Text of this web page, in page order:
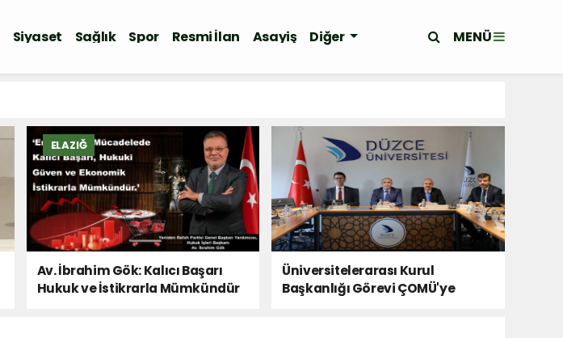
Siyaset Sağlık Spor Resmi İlan Asayiş Diğer MENÜ
ELAZIĞ
Av. İbrahim Gök: Kalıcı Başarı
Hukuk ve İstikrarla Mümkündür
Üniversitelerarası Kurul
Başkanlığı Görevi ÇOMÜ'ye